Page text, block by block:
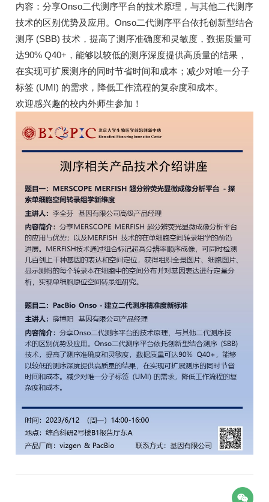
内容：分享Onso二代测序平台的技术原理，与其他二代测序
技术的区别优势及应用。Onso二代测序平台依托创新型结合
测序 (SBB) 技术，提高了测序准确度和灵敏度，数据质量可
达90% Q40+，能够以较低的测序深度提供高质量的结果，
在实现可扩展测序的同时节省时间和成本；减少对唯一分子
标签 (UMI) 的需求，降低工作流程的复杂度和成本。
欢迎感兴趣的校内外师生参加！